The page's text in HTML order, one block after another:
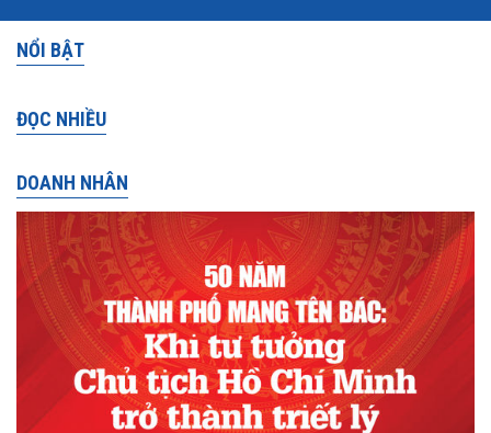
NỔI BẬT
ĐỌC NHIỀU
DOANH NHÂN